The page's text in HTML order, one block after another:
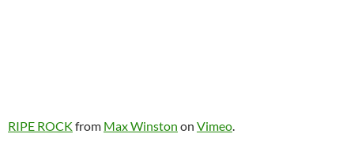
RIPE ROCK from Max Winston on Vimeo.